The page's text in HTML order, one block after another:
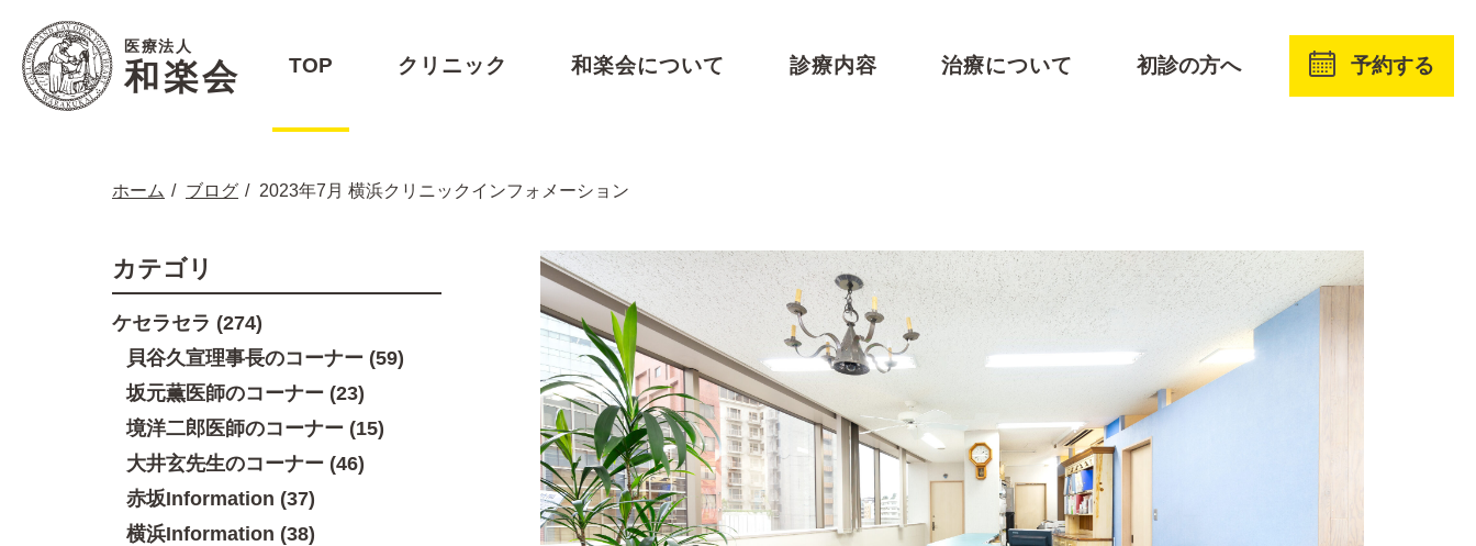
医療法人
和楽会 TOP クリニック 和楽会について 診療内容 治療について 初診の方へ 予約する
ホーム ブログ 2023年7月 横浜クリニックインフォメーション
カテゴリ
ケセラセラ (274)
貝谷久宣理事長のコーナー (59)
坂元薫医師のコーナー (23)
境洋二郎医師のコーナー (15)
大井玄先生のコーナー (46)
赤坂Information (37)
横浜Information (38)